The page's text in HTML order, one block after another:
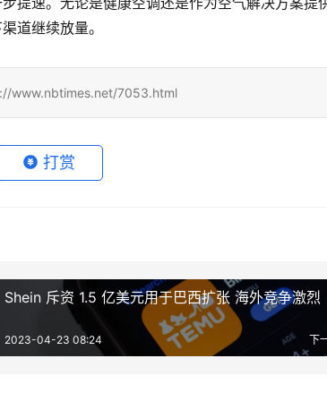
道继续放量。
www.nbtimes.net/7053.html
打赏
Shein 斥资 1.5 亿美元用于巴西扩张 海外竞争激烈
下
2023-04-23 08:24